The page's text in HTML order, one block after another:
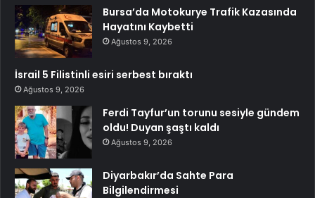
Bursa’da Motokurye Trafik Kazasında
Hayatını Kaybetti
Ağustos 9, 2026
İsrail 5 Filistinli esiri serbest bıraktı
Ağustos 9, 2026
Ferdi Tayfur’un torunu sesiyle gündem
oldu! Duyan şaştı kaldı
Ağustos 9, 2026
Diyarbakır’da Sahte Para
Bilgilendirmesi